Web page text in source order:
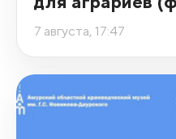
7 августа, 17:47